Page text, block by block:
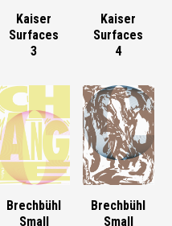
Kaiser
Surfaces
3
Kaiser
Surfaces
4
Brechbühl
Small
Brechbühl
Small